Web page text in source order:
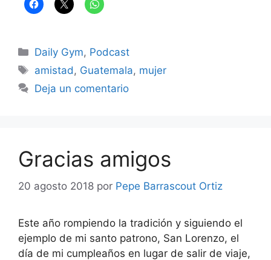
Categorías
Daily Gym, Podcast
Etiquetas
amistad, Guatemala, mujer
Deja un comentario
Gracias amigos
20 agosto 2018 por Pepe Barrascout Ortiz
Este año rompiendo la tradición y siguiendo el
ejemplo de mi santo patrono, San Lorenzo, el
día de mi cumpleaños en lugar de salir de viaje,